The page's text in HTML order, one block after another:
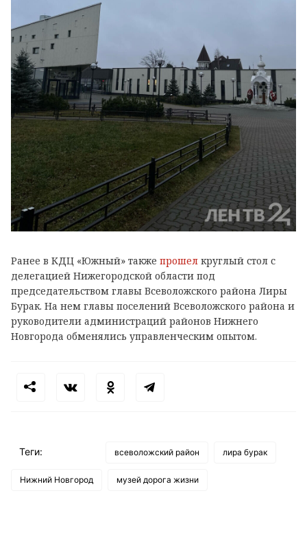
Ранее в КДЦ «Южный» также прошел круглый стол с
делегацией Нижегородской области под
председательством главы Всеволожского района Лиры
Бурак. На нем главы поселений Всеволожского района и
руководители администраций районов Нижнего
Новгорода обменялись управленческим опытом.
Теги: всеволожский район лира бурак
Нижний Новгород музей дорога жизни